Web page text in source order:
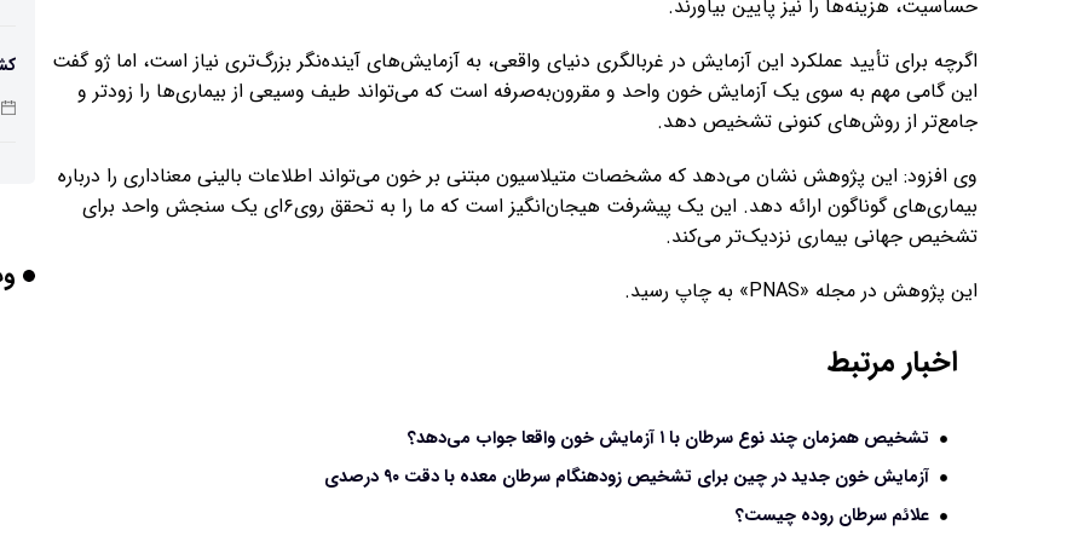
حساسیت، هزینه‌ها را نیز پایین بیاورند.
اگرچه برای تأیید عملکرد این آزمایش در غربالگری دنیای واقعی، به آزمایش‌های آینده‌نگر بزرگ‌تری نیاز است، اما ژو گفت
این گامی مهم به سوی یک آزمایش خون واحد و مقرون‌به‌صرفه است که می‌تواند طیف وسیعی از بیماری‌ها را زودتر و
جامع‌تر از روش‌های کنونی تشخیص دهد.
وی افزود: این پژوهش نشان می‌دهد که مشخصات متیلاسیون مبتنی بر خون می‌تواند اطلاعات بالینی معناداری را درباره
بیماری‌های گوناگون ارائه دهد. این یک پیشرفت هیجان‌انگیز است که ما را به تحقق روی۶ای یک سنجش واحد برای
تشخیص جهانی بیماری نزدیک‌تر می‌کند.
این پژوهش در مجله «PNAS» به چاپ رسید.
اخبار مرتبط
تشخیص همزمان چند نوع سرطان با ۱ آزمایش خون واقعا جواب می‌دهد؟
آزمایش خون جدید در چین برای تشخیص زودهنگام سرطان معده با دقت ۹۰ درصدی
علائم سرطان روده چیست؟